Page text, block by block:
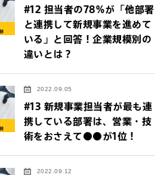
#12 担当者の78％が「他部署
と連携して新規事業を進めて
いる」と回答！企業規模別の
違いとは？
2022.09.05
#13 新規事業担当者が最も連
携している部署は、営業・技
術をおさえて●●が1位！
2022.09.12